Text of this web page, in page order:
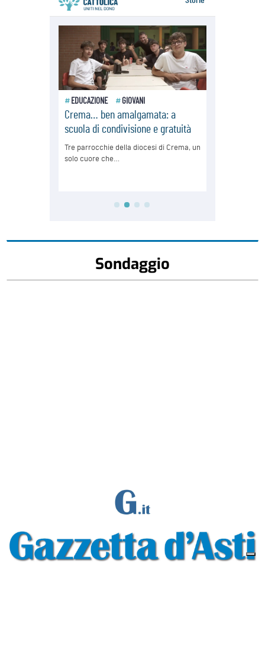
Sondaggio